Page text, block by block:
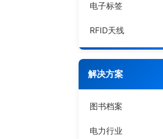
电子标签
RFID天线
解决方案
图书档案
电力行业